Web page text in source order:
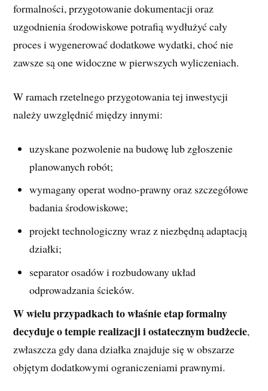
formalności, przygotowanie dokumentacji oraz
uzgodnienia środowiskowe potrafią wydłużyć cały
proces i wygenerować dodatkowe wydatki, choć nie
zawsze są one widoczne w pierwszych wyliczeniach.
W ramach rzetelnego przygotowania tej inwestycji
należy uwzględnić między innymi:
uzyskane pozwolenie na budowę lub zgłoszenie
planowanych robót;
wymagany operat wodno-prawny oraz szczegółowe
badania środowiskowe;
projekt technologiczny wraz z niezbędną adaptacją
działki;
separator osadów i rozbudowany układ
odprowadzania ścieków.
W wielu przypadkach to właśnie etap formalny
decyduje o tempie realizacji i ostatecznym budżecie,
zwłaszcza gdy dana działka znajduje się w obszarze
objętym dodatkowymi ograniczeniami prawnymi.